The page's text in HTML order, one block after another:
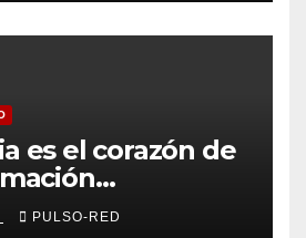
es el corazón de
Rector de la
PULSO-RED